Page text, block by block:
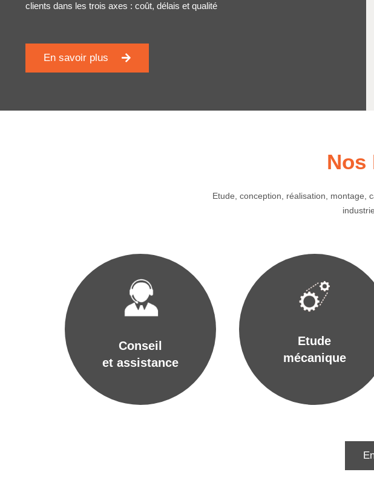
clients dans les trois axes : coût, délais et qualité
En savoir plus
Nos
Etude, conception, réalisation, montage,
Conseil
et assistance
Etude
mécanique